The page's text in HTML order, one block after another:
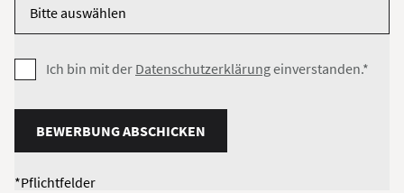
Ich bin mit der Datenschutzerklärungeinverstanden.*
BEWERBUNG ABSCHICKEN
*Pflichtfelder